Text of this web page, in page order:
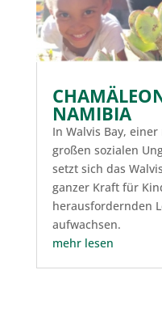
NAMIBIA
In Walvis Bay,
großen sozialen
setzt sich das
ganzer Kraft für
herausfordernden
aufwachsen.
mehr lesen